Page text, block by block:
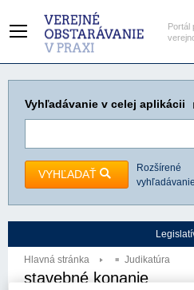
Portál
Vyhľadávanie v celej aplikácii
VYHĽADAŤ
Rozšírené
vyhľadávanie
Hlavná stránka Judikatúra
stavebné konanie